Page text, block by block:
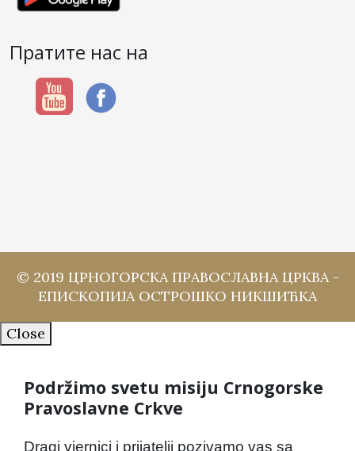
Пратите нас на
© 2019 ЦРНОГОРСКА ПРАВОСЛАВНА ЦРКВА -
ЕПИСКОПИЈА ОСТРОШКО НИКШИЋКА
Close
Podržimo svetu misiju Crnogorske
Pravoslavne Crkve
Dragi vjernici i prijatelji pozivamo vas sa